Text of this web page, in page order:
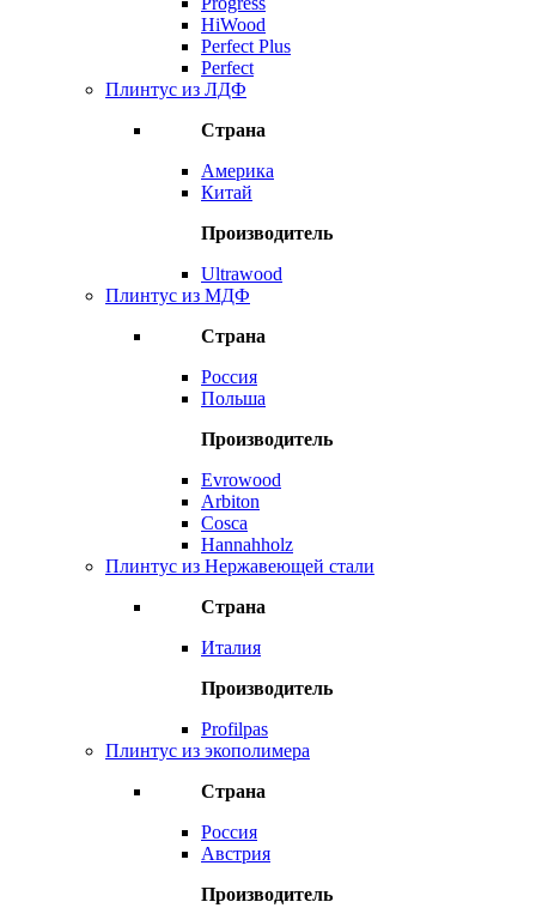
HiWood
Perfect Plus
Perfect
Плинтус из ЛДФ
Страна
Америка
Китай
Производитель
Ultrawood
Плинтус из МДФ
Страна
Россия
Польша
Производитель
Evrowood
Arbiton
Cosca
Hannahholz
Плинтус из Нержавеющей стали
Страна
Италия
Производитель
Profilpas
Плинтус из экополимера
Страна
Россия
Австрия
Производитель